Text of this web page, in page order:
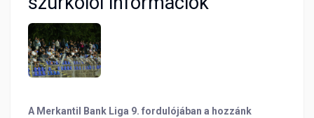
második győzelmünket a szezonban!
A Merkantil Bank Liga 9. fordulójában a hozzánk